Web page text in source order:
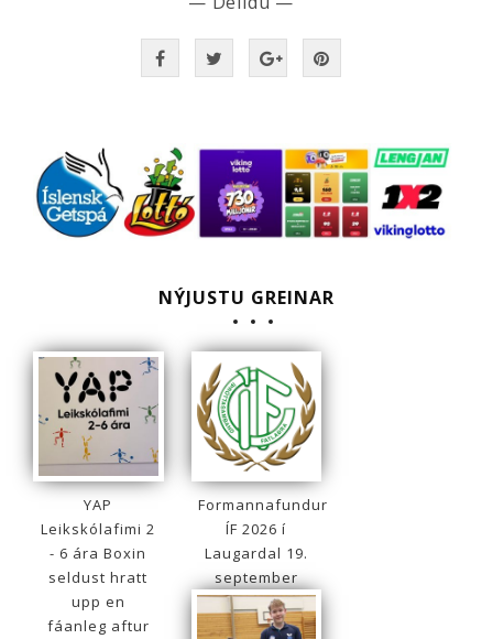
NÝJUSTU GREINAR
YAP
Leikskólafimi 2
- 6 ára Boxin
seldust hratt
upp en
fáanleg aftur
Formannafundur
ÍF 2026 í
Laugardal 19.
september